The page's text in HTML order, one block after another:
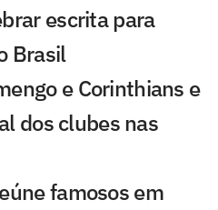
escrita para
Brasil
e Corinthians e
dos clubes nas
famosos em